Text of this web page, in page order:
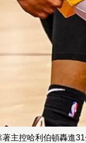
主控哈利伯頓轟進